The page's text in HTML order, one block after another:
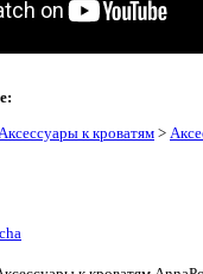
к кроватям>